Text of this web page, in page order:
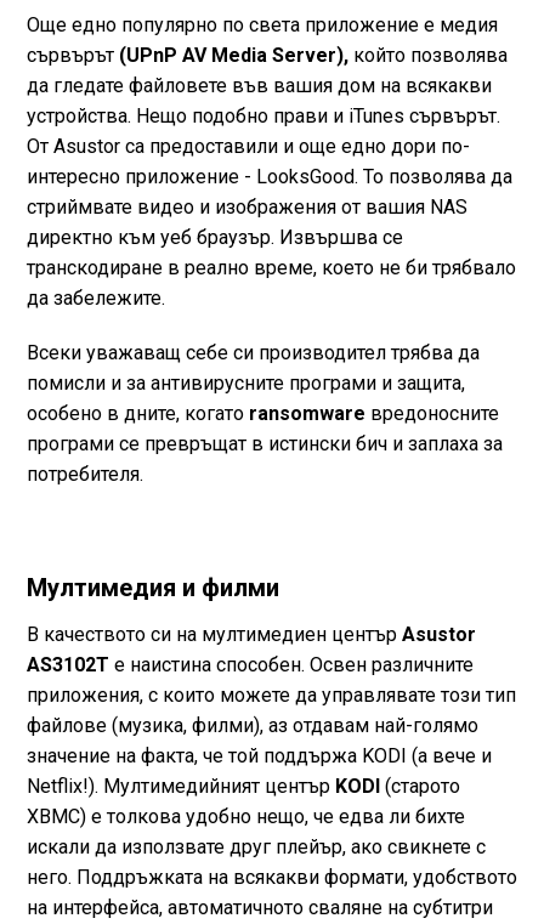
Още едно популярно по света приложение е медия
сървърът (UPnP AV Media Server),който позволява
да гледате файловете във вашия дом на всякакви
устройства. Нещо подобно прави и iTunes сървърът.
От Asustor са предоставили и още едно дори по-
интересно приложение - LooksGood. То позволява да
стриймвате видео и изображения от вашия NAS
директно към уеб браузър. Извършва се
транскодиране в реално време, което не би трябвало
да забележите.
Всеки уважаващ себе си производител трябва да
помисли и за антивирусните програми и защита,
особено в дните, когато ransomware вредоносните
програми се превръщат в истински бич и заплаха за
потребителя.
Мултимедия и филми
В качеството си на мултимедиен център Asustor
AS3102T е наистина способен. Освен различните
приложения, с които можете да управлявате този тип
файлове (музика, филми), аз отдавам най-голямо
значение на факта, че той поддържа KODI (а вече и
Netflix!). Мултимедийният център KODI (старото
XBMC) е толкова удобно нещо, че едва ли бихте
искали да използвате друг плейър, ако свикнете с
него. Поддръжката на всякакви формати, удобството
на интерфейса, автоматичното сваляне на субтитри